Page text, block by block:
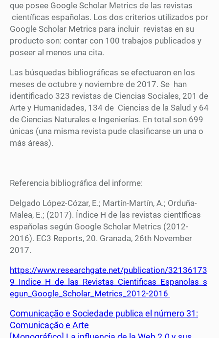
que posee Google Scholar Metrics de las revistas
científicas españolas. Los dos criterios utilizados por
Google Scholar Metrics para incluir revistas en su
producto son: contar con 100 trabajos publicados y
poseer al menos una cita.
Las búsquedas bibliográficas se efectuaron en los
meses de octubre y noviembre de 2017. Se han
identificado 323 revistas de Ciencias Sociales, 201 de
Arte y Humanidades, 134 de Ciencias de la Salud y 64
de Ciencias Naturales e Ingenierías. En total son 699
únicas (una misma revista pude clasificarse un una o
más áreas).
Referencia bibliográfica del informe:
Delgado López-Cózar, E.; Martín-Martín, A.; Orduña-
Malea, E.; (2017). Índice H de las revistas científicas
españolas según Google Scholar Metrics (2012-
2016). EC3 Reports, 20. Granada, 26th November
2017.
https://www.researchgate.net/publication/32136173
9_Indice_H_de_las_Revistas_Cientificas_Espanolas_s
egun_Google_Scholar_Metrics_2012-2016
Comunicação e Sociedade publica el número 31:
Comunicação e Arte